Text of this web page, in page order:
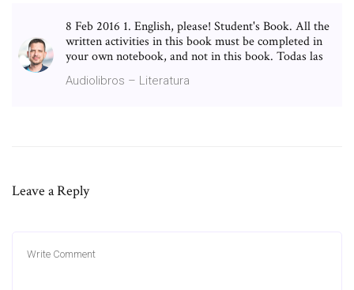
8 Feb 2016 1. English, please! Student's Book. All the
written activities in this book must be completed in
your own notebook, and not in this book. Todas las
Audiolibros – Literatura
Leave a Reply